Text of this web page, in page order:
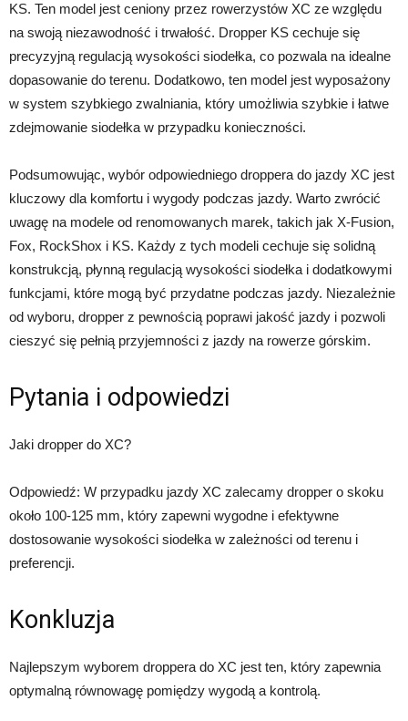
KS. Ten model jest ceniony przez rowerzystów XC ze względu
na swoją niezawodność i trwałość. Dropper KS cechuje się
precyzyjną regulacją wysokości siodełka, co pozwala na idealne
dopasowanie do terenu. Dodatkowo, ten model jest wyposażony
w system szybkiego zwalniania, który umożliwia szybkie i łatwe
zdejmowanie siodełka w przypadku konieczności.
Podsumowując, wybór odpowiedniego droppera do jazdy XC jest
kluczowy dla komfortu i wygody podczas jazdy. Warto zwrócić
uwagę na modele od renomowanych marek, takich jak X-Fusion,
Fox, RockShox i KS. Każdy z tych modeli cechuje się solidną
konstrukcją, płynną regulacją wysokości siodełka i dodatkowymi
funkcjami, które mogą być przydatne podczas jazdy. Niezależnie
od wyboru, dropper z pewnością poprawi jakość jazdy i pozwoli
cieszyć się pełnią przyjemności z jazdy na rowerze górskim.
Pytania i odpowiedzi
Jaki dropper do XC?
Odpowiedź: W przypadku jazdy XC zalecamy dropper o skoku
około 100-125 mm, który zapewni wygodne i efektywne
dostosowanie wysokości siodełka w zależności od terenu i
preferencji.
Konkluzja
Najlepszym wyborem droppera do XC jest ten, który zapewnia
optymalną równowagę pomiędzy wygodą a kontrolą.